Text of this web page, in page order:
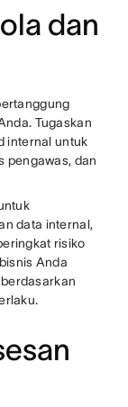
dan
Tugaskan
internal untuk
pengawas, dan
data internal,
risiko
Anda